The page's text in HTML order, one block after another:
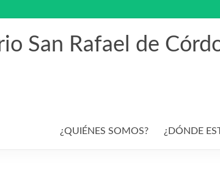
San Rafael de
¿QUIÉNES SOMOS? ¿DÓNDE